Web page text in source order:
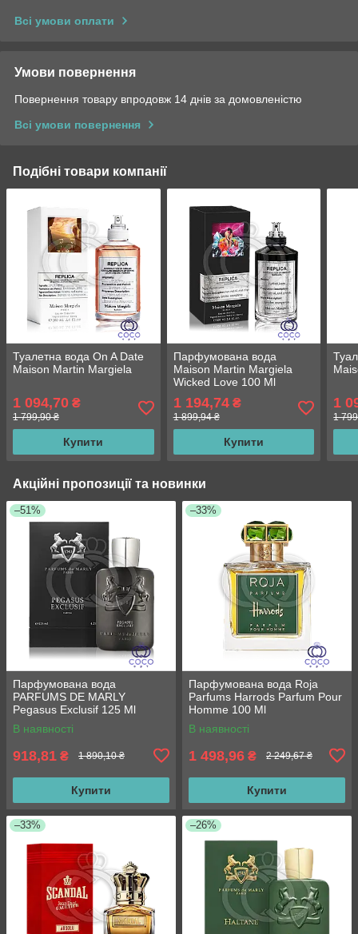
Всі умови оплати
Умови повернення
Повернення товару впродовж 14 днів за домовленістю
Всі умови повернення
Подібні товари компанії
Туалетна вода On A Date
Maison Martin Margiela
1 094,70 ₴
1 799,90 ₴
Купити
Парфумована вода
Maison Martin Margiela
Wicked Love 100 Ml
1 194,74₴
1 899,94 ₴
Купити
1
1
Акційні пропозиції та новинки
–51%
Парфумована вода
PARFUMS DE MARLY
Pegasus Exclusif 125 Ml
В наявності
918,81 ₴ 1 890,10 ₴
Купити
–33%
Парфумована вода Roja
Parfums Harrods Parfum Pour
Homme 100 Ml
В наявності
1 498,96 ₴ 2 249,67 ₴
Купити
–33% –26%